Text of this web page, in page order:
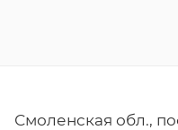
Смоленская обл.,